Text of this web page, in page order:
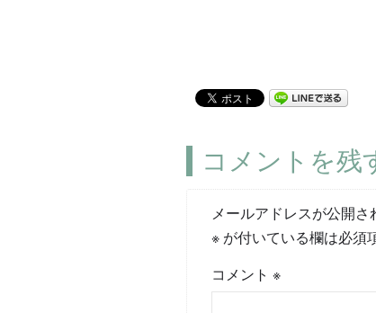
コメントを残
メールアドレスが公開さ
※ が付いている欄は必須
コメント※